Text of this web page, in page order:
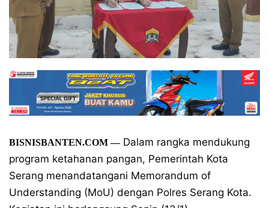
BISNISBANTEN.COM—Dalam rangka mendukung
program ketahanan pangan, Pemerintah Kota
Serang menandatangani Memorandum of
Understanding (MoU) dengan Polres Serang Kota.